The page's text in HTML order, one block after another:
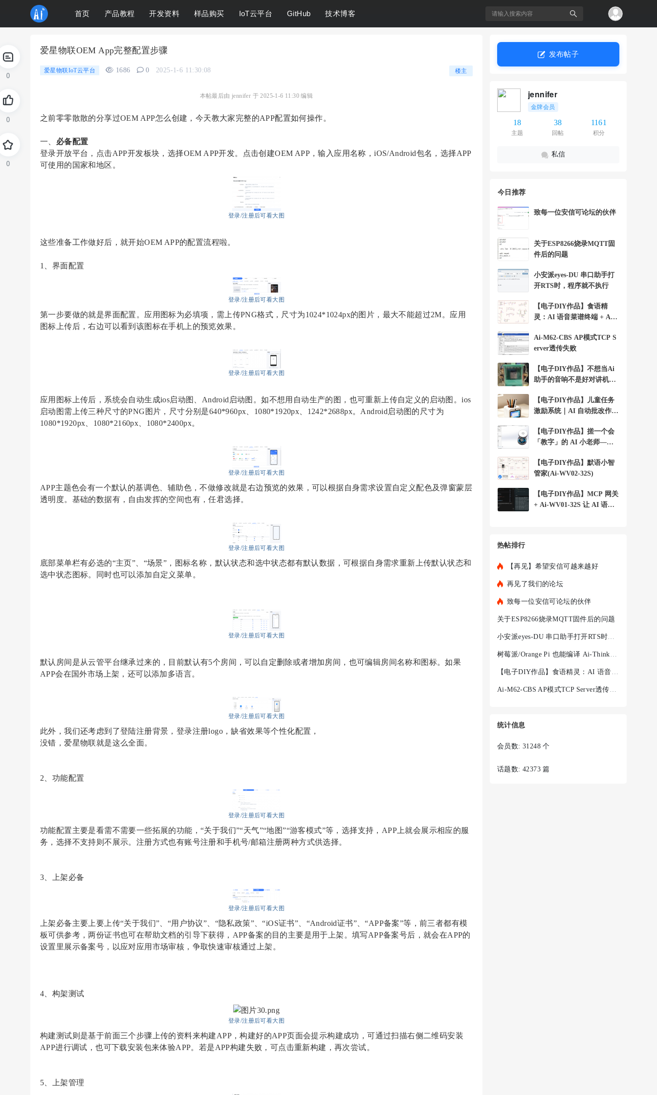
首页 产品教程 开发资料 样品购买 IoT云平台 GitHub 技术博客
搜
0
0
0
爱星物联OEM App完整配置步骤 发布帖子
jennifer
金牌会员
18
主题
38
回帖
1161
积分
私信
楼主
爱星物联IoT云平台 1686 0 2025-1-6 11:30:08
本帖最后由 jennifer 于 2025-1-6 11:30 编辑
之前零零散散的分享过OEM APP怎么创建，今天教大家完整的APP配置如何操作。
一、 必备配置
登录开放平台，点击APP开发板块，选择OEM APP开发。点击创建OEM APP，输入应用名称，iOS/Android包名，选择APP
可使用的国家和地区。
登录/注册后可看大图
这些准备工作做好后，就开始OEM APP的配置流程啦。
1、界面配置
登录/注册后可看大图
第一步要做的就是界面配置。应用图标为必填项，需上传PNG格式，尺寸为1024*1024px的图片，最大不能超过2M。应用
图标上传后，右边可以看到该图标在手机上的预览效果。
登录/注册后可看大图
应用图标上传后，系统会自动生成ios启动图、Android启动图。如不想用自动生产的图，也可重新上传自定义的启动图。ios
启动图需上传三种尺寸的PNG图片，尺寸分别是640*960px、1080*1920px、1242*2688px。Android启动图的尺寸为
1080*1920px、1080*2160px、1080*2400px。
登录/注册后可看大图
APP主题色会有一个默认的基调色、辅助色，不做修改就是右边预览的效果，可以根据自身需求设置自定义配色及弹窗蒙层
透明度。基础的数据有，自由发挥的空间也有，任君选择。
登录/注册后可看大图
底部菜单栏有必选的“主页”、“场景”，图标名称，默认状态和选中状态都有默认数据，可根据自身需求重新上传默认状态和
选中状态图标。同时也可以添加自定义菜单。
登录/注册后可看大图
默认房间是从云管平台继承过来的，目前默认有5个房间，可以自定删除或者增加房间，也可编辑房间名称和图标。如果
APP会在国外市场上架，还可以添加多语言。
登录/注册后可看大图
此外，我们还考虑到了登陆注册背景，登录注册logo，缺省效果等个性化配置，
没错，爱星物联就是这么全面。
2、功能配置
登录/注册后可看大图
功能配置主要是看需不需要一些拓展的功能， “关于我们”“天气”“地图”“游客模式”等，选择支持，APP上就会展示相应的服
务，选择不支持则不展示。注册方式也有账号注册和手机号/邮箱注册两种方式供选择。
3、上架必备
登录/注册后可看大图
上架必备主要上要上传“关于我们”、“用户协议”、“隐私政策”、“iOS证书”、“Android证书”、“APP备案”等，前三者都有模
板可供参考，两份证书也可在帮助文档的引导下获得，APP备案的目的主要是用于上架。填写APP备案号后，就会在APP的
设置里展示备案号，以应对应用市场审核，争取快速审核通过上架。
4、构架测试
登录/注册后可看大图
构建测试则是基于前面三个步骤上传的资料来构建APP，构建好的APP页面会提示构建成功，可通过扫描右侧二维码安装
APP进行调试，也可下载安装包来体验APP。若是APP构建失败，可点击重新构建，再次尝试。
5、上架管理
今日推荐
致每一位安信可论坛的伙伴
关于ESP8266烧录MQTT固
件后的问题
小安派eyes-DU 串口助手打
开RTS时，程序就不执行
【电子DIY作品】食语精
灵：AI 语音菜谱终端 + Ai-
Ai-M62-CBS AP模式TCP S
erver透传失败
【电子DIY作品】不想当Ai
助手的音响不是好对讲机+A
【电子DIY作品】儿童任务
激励系统｜AI 自动批改作业
【电子DIY作品】搓一个会
「教字」的 AI 小老师——
【电子DIY作品】默语小智
管家(Ai-WV02-32S)
【电子DIY作品】MCP 网关
+ Ai-WV01-32S 让 AI 语音
热帖排行
【再见】希望安信可越来越好
再见了我们的论坛
致每一位安信可论坛的伙伴
关于ESP8266烧录MQTT固件后的问题
小安派eyes-DU 串口助手打开RTS时，程序就不执行
树莓派/Orange Pi 也能编译 Ai-Thinker-WB2 —— ARM 架构完整踩
【电子DIY作品】食语精灵：AI 语音菜谱终端 + Ai-WV02-32S
Ai-M62-CBS AP模式TCP Server透传失败
统计信息
会员数: 31248 个
话题数: 42373 篇